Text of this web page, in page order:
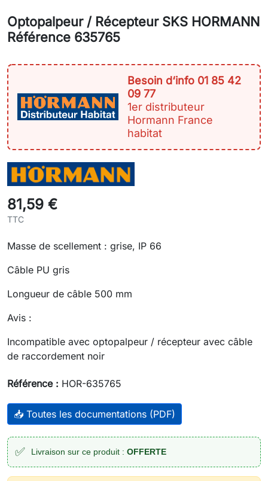
Optopalpeur / Récepteur SKS HORMANN
Référence 635765
Besoin d‘info 01 85 42
09 77
1er distributeur
Hormann France
habitat
81,59 €
TTC
Masse de scellement : grise, IP 66
Câble PU gris
Longueur de câble 500 mm
Avis :
Incompatible avec optopalpeur / récepteur avec câble
de raccordement noir
Référence : HOR-635765
📥 Toutes les documentations (PDF)
✅ Livraison sur ce produit : OFFERTE